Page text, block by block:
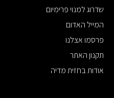
שדרוג למנוי פרימיום
המייל האדום
פרסמו אצלנו
תקנון האתר
אודות בחזית מדיה